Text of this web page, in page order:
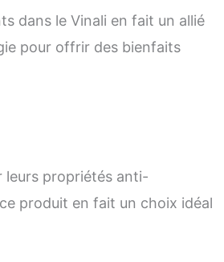
dans le Vinali en fait un allié
pour offrir des bienfaits
leurs propriétés anti-
produit en fait un choix idéal